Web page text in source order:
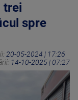
trei
spre
20-05-2024 | 17:26
14-10-2025 | 07:27